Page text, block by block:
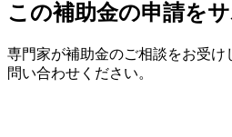
この補助金の申請を
専門家が補助金のご相談をお受け
問い合わせください。